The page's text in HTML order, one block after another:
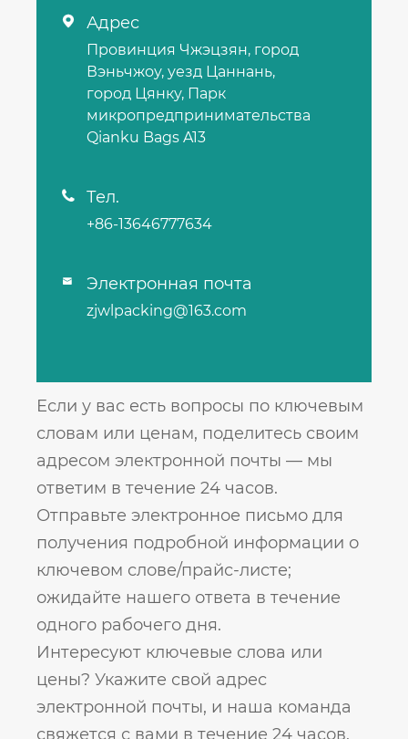
 Адрес
Провинция Чжэцзян, город
Вэньчжоу, уезд Цаннань,
город Цянку, Парк
микропредпринимательства
Qianku Bags A13
 Тел.
+86-13646777634
 Электронная почта
zjwlpacking@163.com
Если у вас есть вопросы по ключевым
словам или ценам, поделитесь своим
адресом электронной почты — мы
ответим в течение 24 часов.
Отправьте электронное письмо для
получения подробной информации о
ключевом слове/прайс-листе;
ожидайте нашего ответа в течение
одного рабочего дня.
Интересуют ключевые слова или
цены? Укажите свой адрес
электронной почты, и наша команда
свяжется с вами в течение 24 часов.